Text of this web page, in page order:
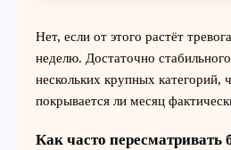
Нет, если от этого растёт
неделю. Достаточно
нескольких крупных категорий,
покрывается ли месяц
Как часто пересматривать